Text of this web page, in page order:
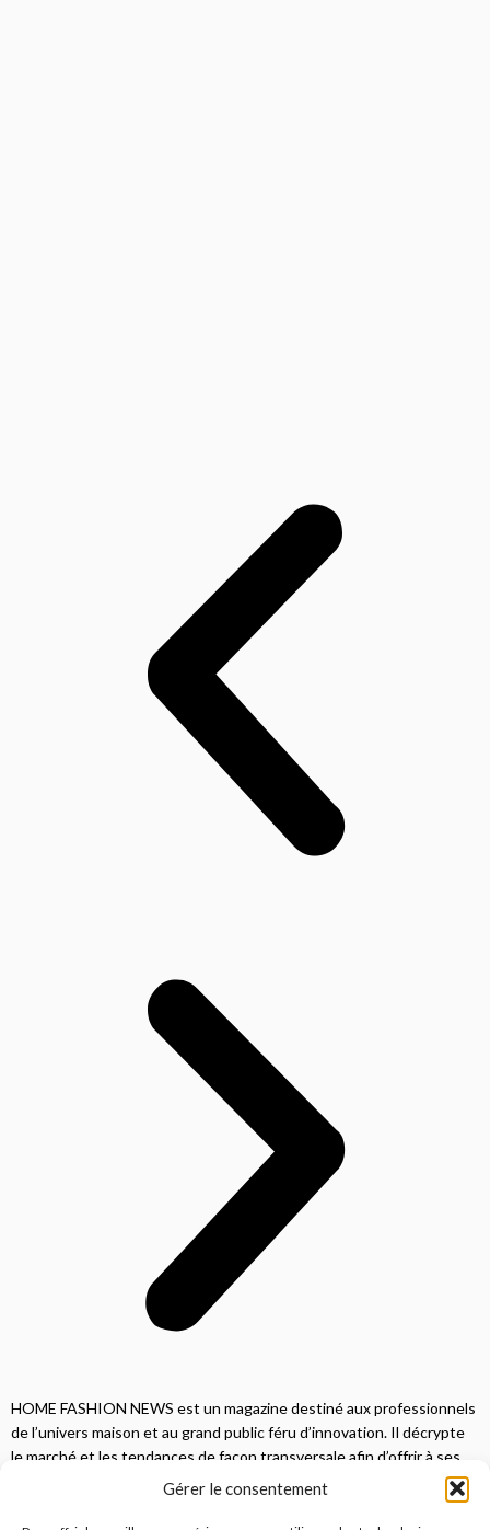
Gérer le consentement
HOME FASHION NEWS est un magazine destiné aux professionnels
de l’univers maison et au grand public féru d’innovation. Il décrypte
le marché et les tendances de façon transversale afin d’offrir à ses
lecteurs une vision complète.